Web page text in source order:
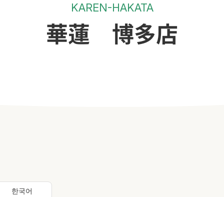
KAREN-HAKATA
華蓮 博多店
한국어